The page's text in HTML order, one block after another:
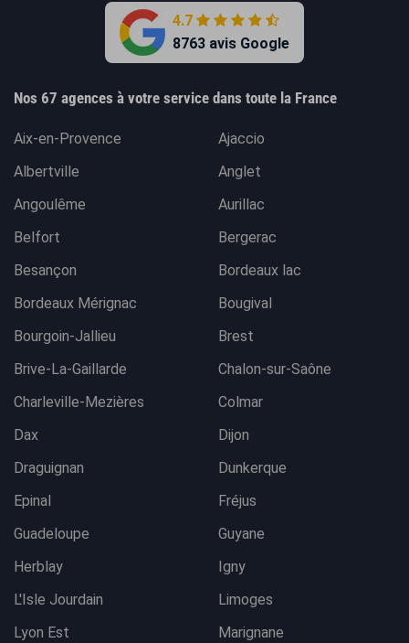
4.7
8763 avis Google
Nos 67 agences à votre service dans toute la France
Aix-en-Provence
Ajaccio
Albertville
Anglet
Angoulême
Aurillac
Belfort
Bergerac
Besançon
Bordeaux lac
Bordeaux Mérignac
Bougival
Bourgoin-Jallieu
Brest
Brive-La-Gaillarde
Chalon-sur-Saône
Charleville-Mezières
Colmar
Dax
Dijon
Draguignan
Dunkerque
Epinal
Fréjus
Guadeloupe
Guyane
Herblay
Igny
L'Isle Jourdain
Limoges
Lyon Est
Marignane